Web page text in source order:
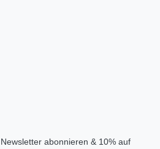
abonnieren & 10% auf